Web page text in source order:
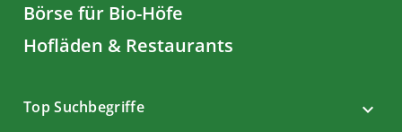
Börse für Bio-Höfe
Hofläden & Restaurants
Top Suchbegriffe